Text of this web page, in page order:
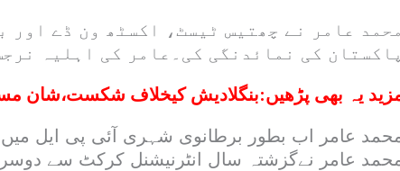
محمد عامر نے چھتیس ٹیسٹ، اکسٹھ ون ڈے اور
پاکستان کی نمائدنگی کی۔عامر کی اہلیہ
یہ بھی پڑھیں:بنگلادیش کیخلاف شکست،شان
عامر اب بطور برطانوی شہری آئی پی ایل میں
عامر نےگزشتہ سال انٹرنیشنل کرکٹ سے دوسری